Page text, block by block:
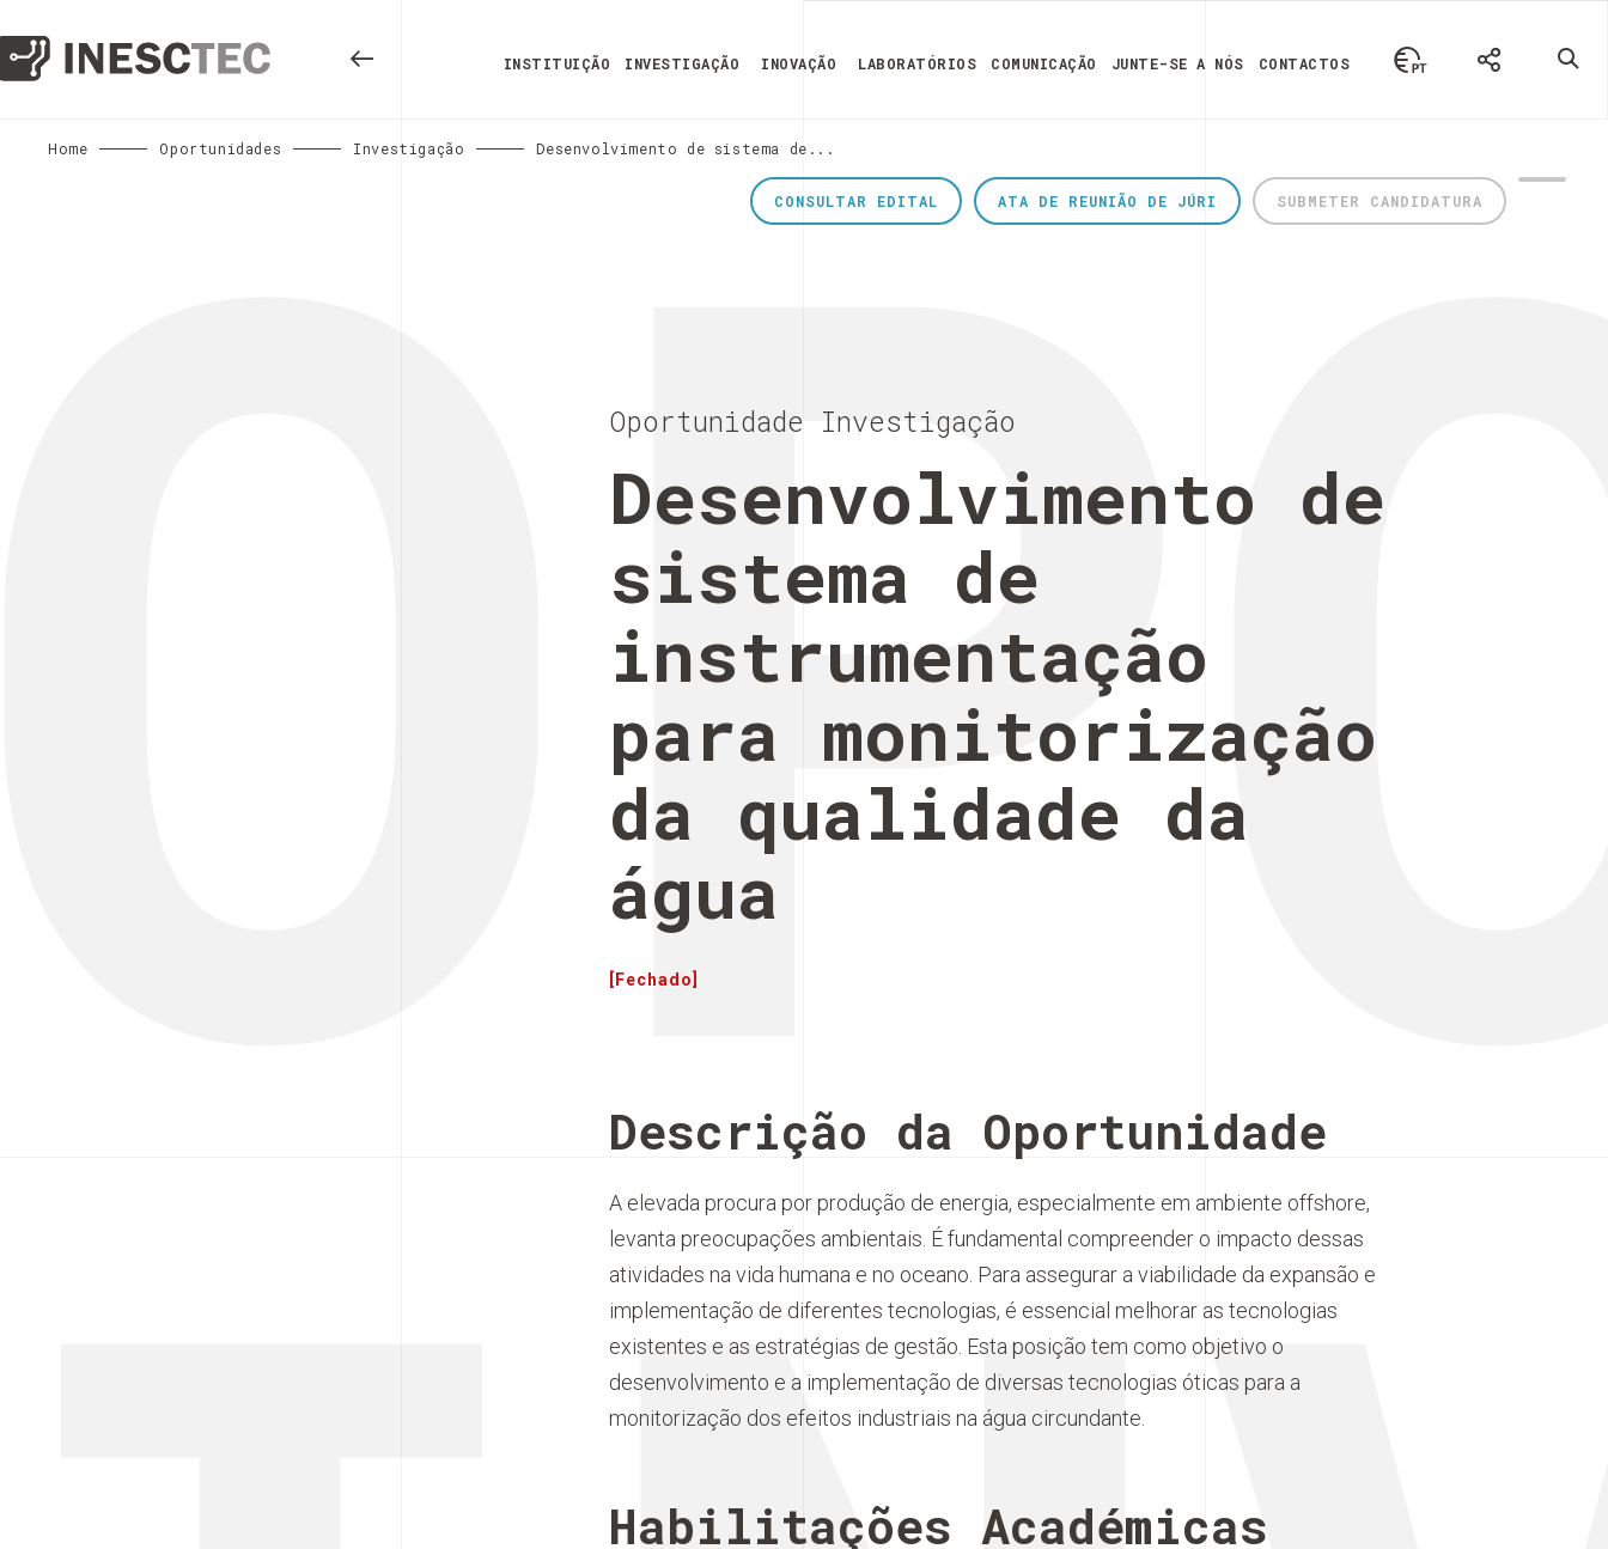
INSTITUIÇÃO INVESTIGAÇÃO INOVAÇÃO LABORATÓRIOS COMUNICAÇÃO JUNTE-SE A NÓS CONTACTOS
Home Oportunidades Investigação Desenvolvimento de sistema de...
SUBMETER CANDIDATURA
ATA DE REUNIÃO DE JÚRI
CONSULTAR EDITAL
Oportunidade Investigação
Desenvolvimento de
sistema de
instrumentação
para monitorização
da qualidade da
água
[Fechado]
Descrição da Oportunidade
A elevada procura por produção de energia, especialmente em ambiente offshore,
levanta preocupações ambientais. É fundamental compreender o impacto dessas
atividades na vida humana e no oceano. Para assegurar a viabilidade da expansão e
implementação de diferentes tecnologias, é essencial melhorar as tecnologias
existentes e as estratégias de gestão. Esta posição tem como objetivo o
desenvolvimento e a implementação de diversas tecnologias óticas para a
monitorização dos efeitos industriais na água circundante.
Habilitações Académicas